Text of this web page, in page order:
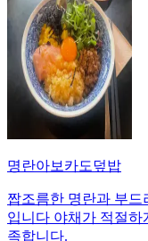
명란아보카도덮밥
짭조름한 명란과 부
입니다 야채가 적절
족합니다.